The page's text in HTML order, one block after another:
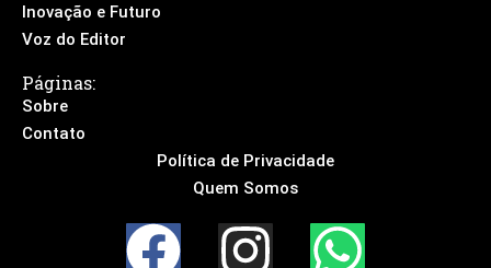
Inovação e Futuro
Voz do Editor
Páginas:
Sobre
Contato
Política de Privacidade
Quem Somos